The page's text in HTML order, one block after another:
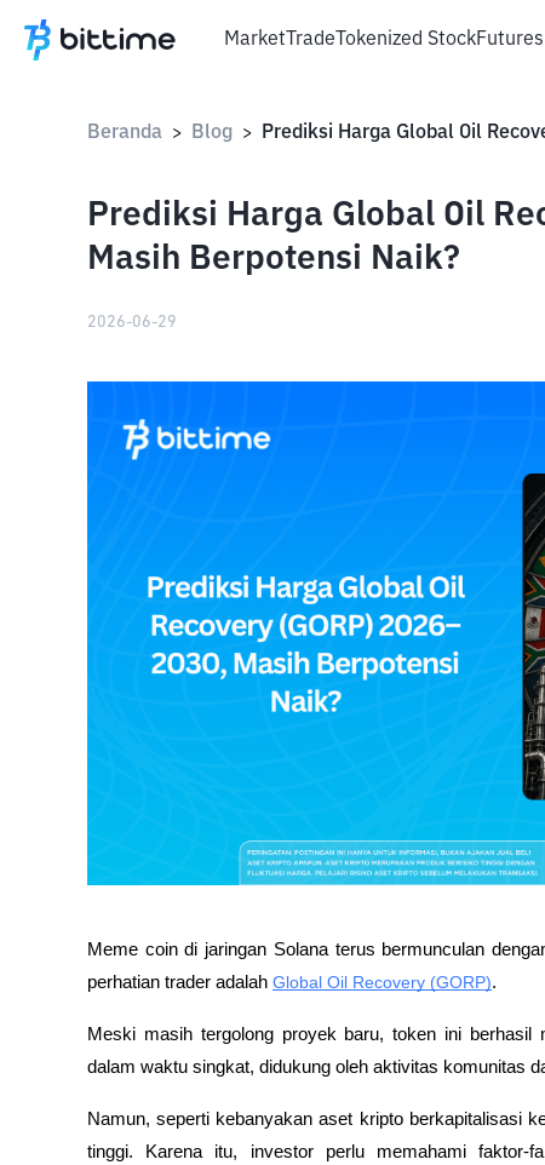
MarketTradeTokenized StockFutures
Beranda > Blog >
Prediksi Harga Global Oil
Masih Berpotensi Naik?
2026-06-29
Meme coin di jaringan Solana terus bermunculan
perhatian trader adalah Global Oil Recovery (GORP).
Meski masih tergolong proyek baru, token ini
dalam waktu singkat, didukung oleh aktivitas komunitas
Namun, seperti kebanyakan aset kripto berkapitalisasi
tinggi. Karena itu, investor perlu memahami faktor-